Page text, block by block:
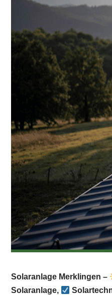
Solaranlage Merklingen –
Solaranlage,